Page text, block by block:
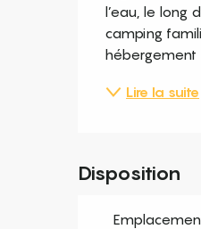
l’eau, le long
camping
hébergement
Lire la suite
Disposition